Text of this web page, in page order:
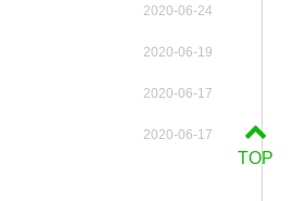
2020-06-24
2020-06-19
2020-06-17
2020-06-17
TOP